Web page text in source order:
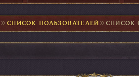
►СПИСОК ПОЛЬЗОВАТЕЛЕЙ ►СПИСОК